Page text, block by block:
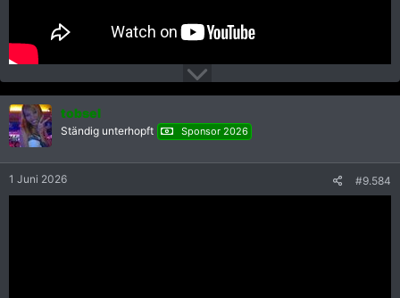
tobsel
Ständig unterhopft Sponsor 2026
1 Juni 2026 #9.584